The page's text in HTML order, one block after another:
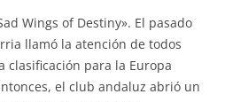
Wings of Destiny». El pasado
llamó la atención de todos
clasificación para la Europa
el club andaluz abrió un